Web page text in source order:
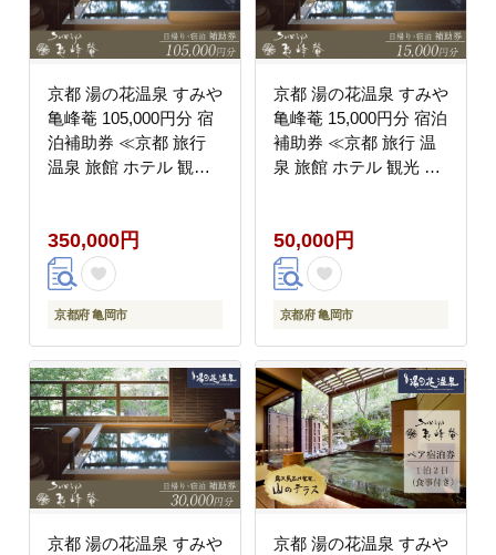
京都 湯の花温泉 すみや
亀峰菴 105,000円分 宿
泊補助券 ≪京都 旅行
温泉 旅館 ホテル 観光
350,000円
京都府 亀岡市
京都 湯の花温泉 すみや
亀峰菴 15,000円分 宿泊
補助券 ≪京都 旅行 温
泉 旅館 ホテル 観光 ト
50,000円
京都府 亀岡市
京都 湯の花温泉 すみや
京都 湯の花温泉 すみや